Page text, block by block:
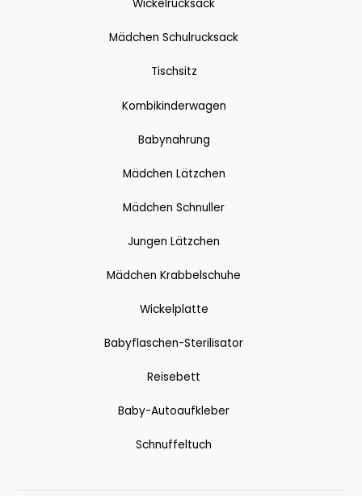
Wickelrucksack
Mädchen Schulrucksack
Tischsitz
Kombikinderwagen
Babynahrung
Mädchen Lätzchen
Mädchen Schnuller
Jungen Lätzchen
Mädchen Krabbelschuhe
Wickelplatte
Babyflaschen-Sterilisator
Reisebett
Baby-Autoaufkleber
Schnuffeltuch